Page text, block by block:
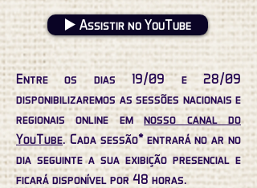
▶️ Assistir no YouTube
Entre os dias 19/09 e 28/09
disponibilizaremos as sessões nacionais e
regionais online emnosso canal do
YouTube. Cada sessão*entrará no ar no
dia seguinte a sua exibição presencial e
ficará disponível por 48 horas.